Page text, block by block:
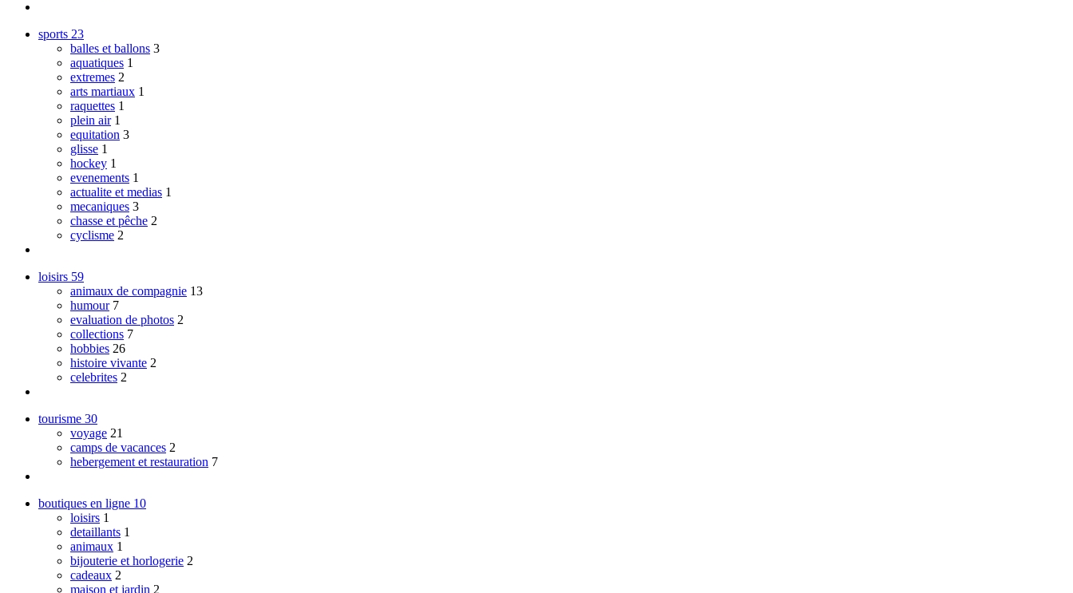
sports 23
balles et ballons 3
aquatiques 1
extremes 2
arts martiaux 1
raquettes 1
plein air 1
equitation 3
glisse 1
hockey 1
evenements 1
actualite et medias 1
mecaniques 3
chasse et pêche 2
cyclisme 2
loisirs 59
animaux de compagnie 13
humour 7
evaluation de photos 2
collections 7
hobbies 26
histoire vivante 2
celebrites 2
tourisme 30
voyage 21
camps de vacances 2
hebergement et restauration 7
boutiques en ligne 10
loisirs 1
detaillants 1
animaux 1
bijouterie et horlogerie 2
cadeaux 2
maison et jardin 2